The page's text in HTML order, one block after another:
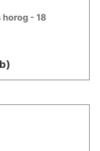
horog - 18